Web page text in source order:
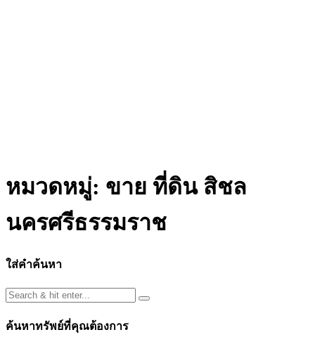
หมวดหมู่: ขาย ที่ดิน สิชล
นครศรีธรรมราช
ใส่คำค้นหา
ค้นหาทรัพย์ที่คุณต้องการ